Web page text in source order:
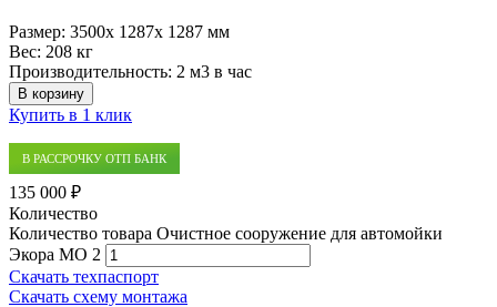
Размер: 3500x 1287x 1287 мм
Вес: 208 кг
Производительность: 2 м3 в час
В корзину
Купить в 1 клик
В РАССРОЧКУ ОТП БАНК
135 000 ₽
Количество
Количество товара Очистное сооружение для автомойки
Экора МО 2
Скачать техпаспорт
Скачать схему монтажа